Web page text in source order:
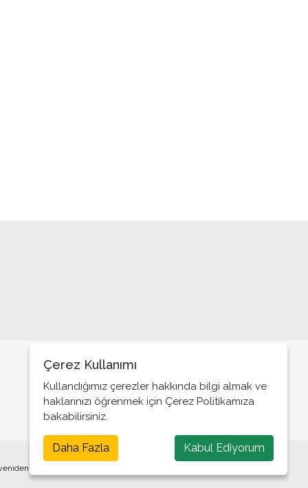
Kutsanmış siyasetçiler!..
Tarafsız Basın!..
Herkes konut sahibi olacakmış!..
Nasıl bir ülkede yaşıyoruz?
Bu bir veda değil
yayınlanması veya yeniden dağıtılması yasaktır.
Çerez Kullanımı
Kullandığımız çerezler hakkında bilgi almak ve
haklarınızı öğrenmek için Çerez Politikamıza
bakabilirsiniz.
Daha Fazla Kabul Ediyorum